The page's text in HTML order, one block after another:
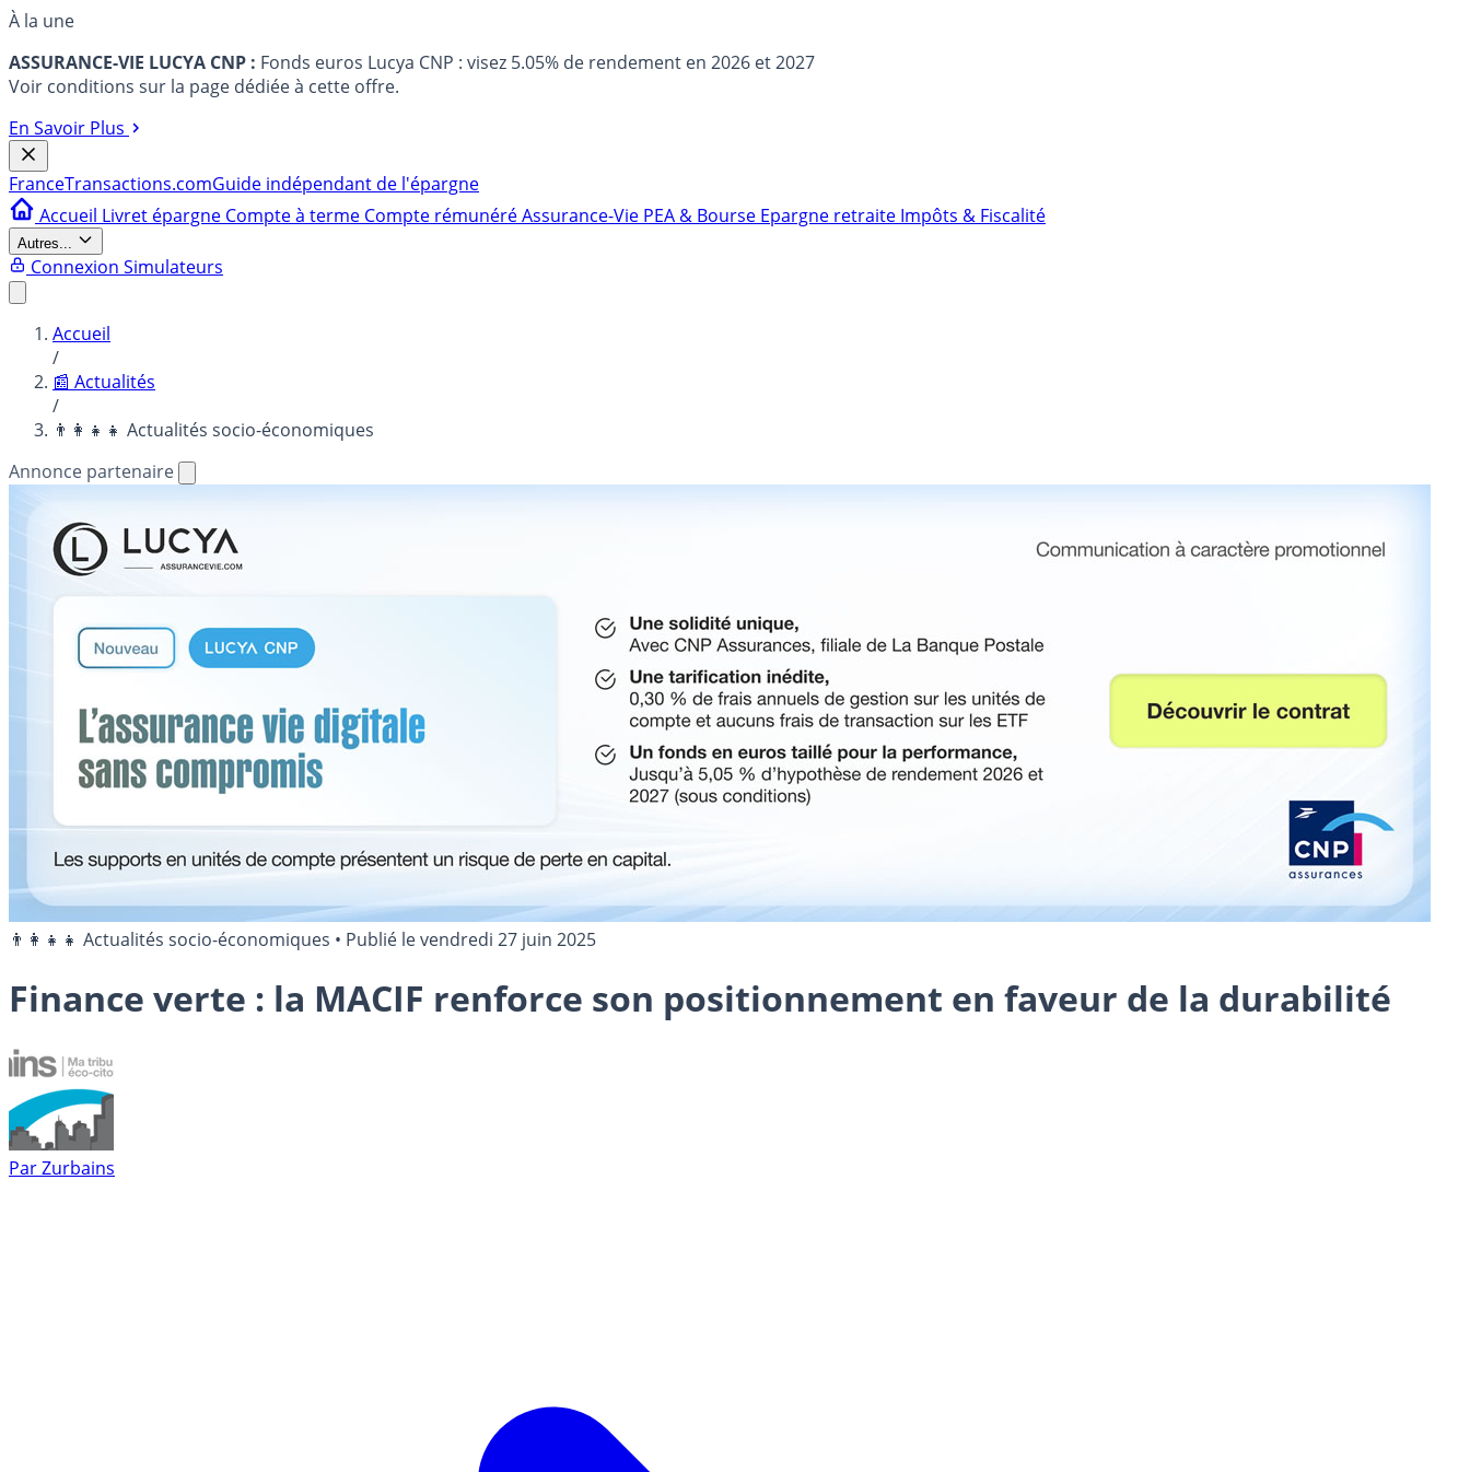
À la une
ASSURANCE-VIE LUCYA CNP : Fonds euros Lucya CNP : visez 5.05% de rendement en 2026 et 2027
Voir conditions sur la page dédiée à cette offre.
En Savoir Plus
FranceTransactions.comGuide indépendant de l'épargne
Accueil Livret épargne Compte à terme Compte rémunéréAssurance-Vie PEA & Bourse Epargne retraite Impôts & Fiscalité
Autres...
Connexion Simulateurs
Accueil
/
📰 Actualités
/
👨‍👩‍👧‍👧 Actualités socio-économiques
Annonce partenaire
👨‍👩‍👧‍👧 Actualités socio-économiques • Publié levendredi 27 juin 2025
Finance verte : la MACIF renforce son positionnement en faveur de la durabilité
ParZurbains